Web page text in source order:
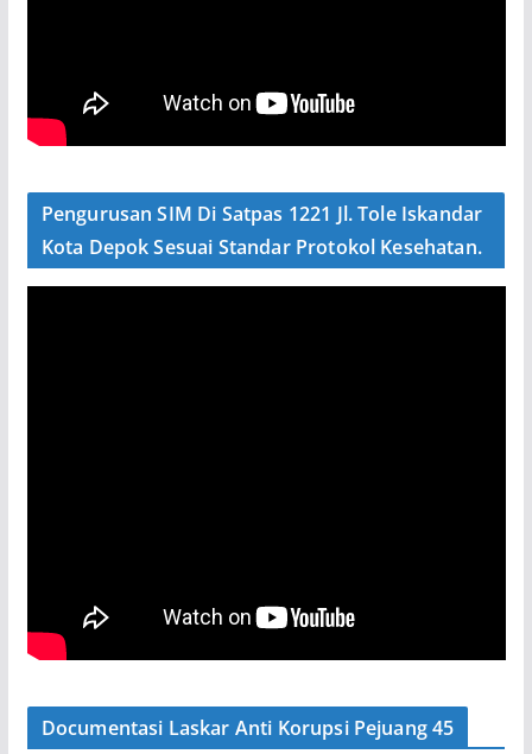
Pengurusan SIM Di Satpas 1221 Jl. Tole Iskandar
Kota Depok Sesuai Standar Protokol Kesehatan.
Documentasi Laskar Anti Korupsi Pejuang 45